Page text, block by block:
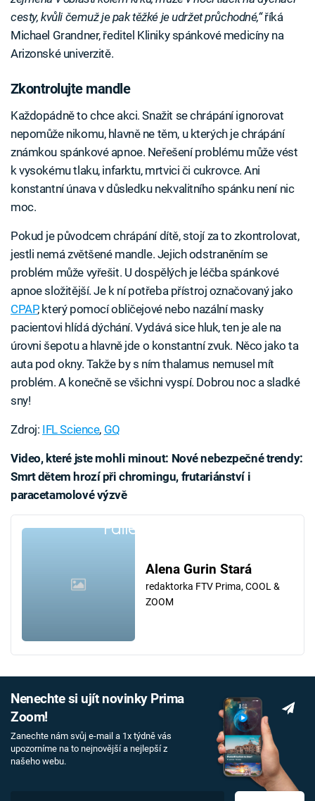
cesty, kvůli čemuž je pak těžké je udržet průchodné,“říká
Michael Grandner, ředitel Kliniky spánkové medicíny na
Arizonské univerzitě.
Zkontrolujte mandle
Každopádně to chce akci. Snažit se chrápání ignorovat
nepomůže nikomu, hlavně ne těm, u kterých je chrápání
známkou spánkové apnoe. Neřešení problému může vést
k vysokému tlaku, infarktu, mrtvici či cukrovce. Ani
konstantní únava v důsledku nekvalitního spánku není nic
moc.
Pokud je původcem chrápání dítě, stojí za to zkontrolovat,
jestli nemá zvětšené mandle. Jejich odstraněním se
problém může vyřešit. U dospělých je léčba spánkové
apnoe složitější. Je k ní potřeba přístroj označovaný jako
CPAP, který pomocí obličejové nebo nazální masky
pacientovi hlídá dýchání. Vydává sice hluk, ten je ale na
úrovni šepotu a hlavně jde o konstantní zvuk. Něco jako ta
auta pod okny. Takže by s ním thalamus nemusel mít
problém. A konečně se všichni vyspí. Dobrou noc a sladké
sny!
Zdroj: IFL Science, GQ
Video, které jste mohli minout: Nové nebezpečné trendy:
Smrt dětem hrozí při chromingu, frutariánství i
paracetamolové výzvě
Failed to fetch
Alena Gurin Stará
redaktorka FTV Prima, COOL &
ZOOM
Nenechte si ujít novinky Prima
Zoom!
Zanechte nám svůj e-mail a 1x týdně vás
upozorníme na to nejnovější a nejlepší z
našeho webu.